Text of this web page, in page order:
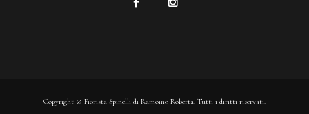
Copyright © Fiorista Spinelli di Ramoino Roberta. Tutti i diritti riservati.